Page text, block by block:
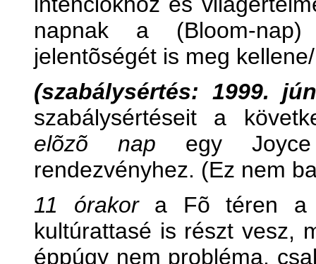
napnak a (Bloom-
jelentõségét is meg
(szabálysértés: 1999.
szabálysértéseit a
elõzõ nap egy Joyce
rendezvényhez. (Ez nem
11 órakora Fõ téren a
kultúrattasé is részt vesz,
éppúgy nem probléma,